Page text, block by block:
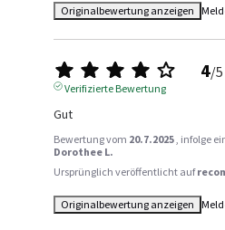
Originalbewertung anzeigen
4/5
Verifizierte Bewertung
Gut
Bewertung vom 20.7.2025 , infolge
Dorothee L.
Ursprünglich veröffentlicht auf
Originalbewertung anzeigen